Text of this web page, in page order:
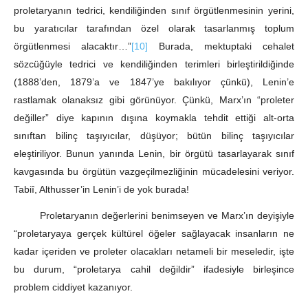
proletaryanın tedrici, kendiliğinden sınıf örgütlenmesinin yerini,
bu yaratıcılar tarafından özel olarak tasarlanmış toplum
örgütlenmesi alacaktır…”[10] Burada, mektuptaki cehalet
sözcüğüyle tedrici ve kendiliğinden terimleri birleştirildiğinde
(1888’den, 1879’a ve 1847’ye bakılıyor çünkü), Lenin’e
rastlamak olanaksız gibi görünüyor. Çünkü, Marx’ın “proleter
değiller” diye kapının dışına koymakla tehdit ettiği alt-orta
sınıftan bilinç taşıyıcılar, düşüyor; bütün bilinç taşıyıcılar
eleştiriliyor. Bunun yanında Lenin, bir örgütü tasarlayarak sınıf
kavgasında bu örgütün vazgeçilmezliğinin mücadelesini veriyor.
Tabiî, Althusser’in Lenin’i de yok burada!
Proletaryanın değerlerini benimseyen ve Marx’ın deyişiyle
“proletaryaya gerçek kültürel öğeler sağlayacak insanların ne
kadar içeriden ve proleter olacakları netameli bir meseledir, işte
bu durum, “proletarya cahil değildir” ifadesiyle birleşince
problem ciddiyet kazanıyor.